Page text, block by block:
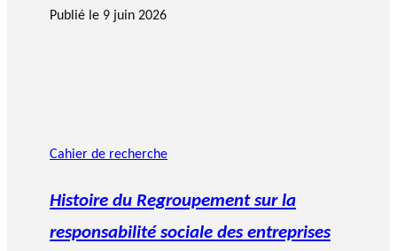
Publié le 9 juin 2026
Cahier de recherche
Histoire du Regroupement sur la
responsabilité sociale des entreprises